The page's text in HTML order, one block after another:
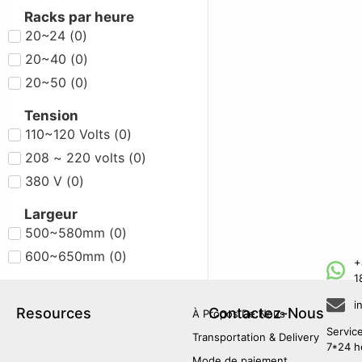
Racks par heure
20~24 (0)
20~40 (0)
20~50 (0)
Tension
110~120 Volts (0)
208 ~ 220 volts (0)
380 V (0)
Largeur
500~580mm (0)
600~650mm (0)
Resources
À Propos De Nous
Transportation & Delivery
Contactez-Nous
7*24